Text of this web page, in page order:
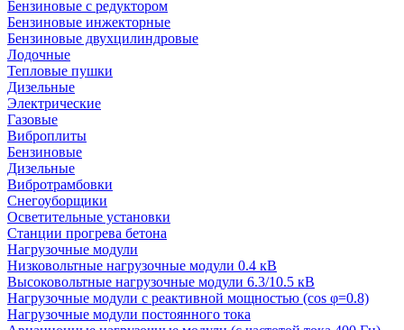
Бензиновые с редуктором
Бензиновые инжекторные
Бензиновые двухцилиндровые
Лодочные
Тепловые пушки
Дизельные
Электрические
Газовые
Виброплиты
Бензиновые
Дизельные
Вибротрамбовки
Снегоуборщики
Осветительные установки
Станции прогрева бетона
Нагрузочные модули
Низковольтные нагрузочные модули 0.4 кВ
Высоковольтные нагрузочные модули 6.3/10.5 кВ
Нагрузочные модули с реактивной мощностью (cos φ=0.8)
Нагрузочные модули постоянного тока